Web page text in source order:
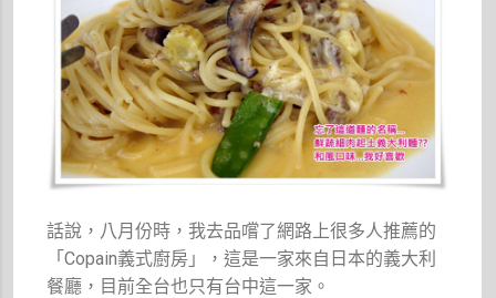
話說，八月份時，我去品嚐了網路上很多人推薦的
「Copain義式廚房」，這是一家來自日本的義大利
餐廳，目前全台也只有台中這一家。